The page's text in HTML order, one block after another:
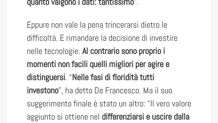
Eppure non vale la pena trincerarsi dietro le
difficoltà. E rimandare la decisione di investire
nelle tecnologie. Al contrario sono proprio i
momenti non facili quelli migliori per agire e
distinguersi. “Nelle fasi di floridità tutti
investono”, ha detto De Francesco. Ma il suo
suggerimento finale è stato un altro: “Il vero valore
aggiunto si ottiene nel differenziarsi e uscire dalla